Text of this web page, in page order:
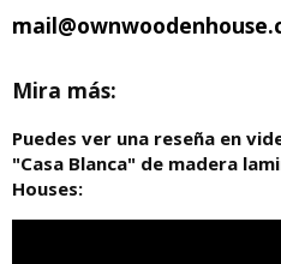
Mira más:
Puedes ver una reseña en
"Casa Blanca" de madera
Houses: